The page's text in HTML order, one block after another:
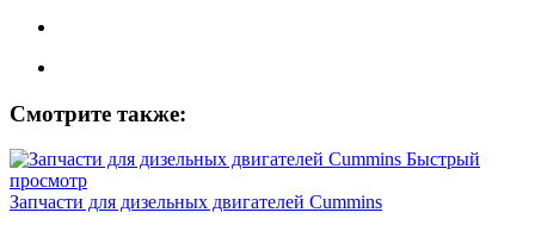
Смотрите также:
Быстрый
просмотр
Запчасти для дизельных двигателей Cummins